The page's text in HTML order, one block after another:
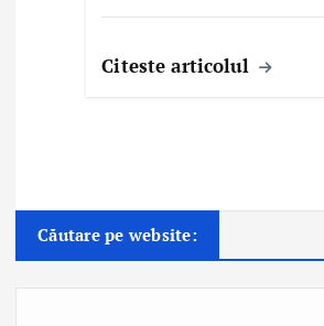
Citeste articolul
Căutare pe website: